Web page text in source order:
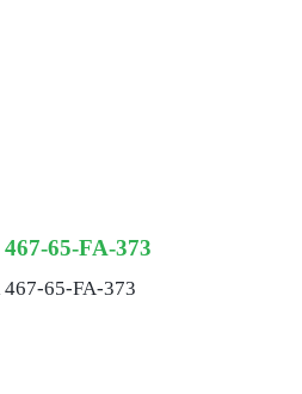
65-FA-373
467-65-FA-373